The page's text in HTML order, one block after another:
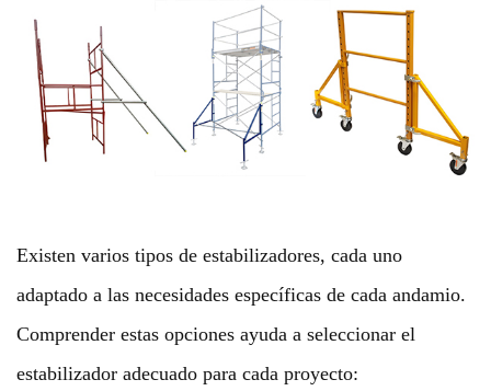
Existen varios tipos de estabilizadores, cada uno
adaptado a las necesidades específicas de cada andamio.
Comprender estas opciones ayuda a seleccionar el
estabilizador adecuado para cada proyecto: